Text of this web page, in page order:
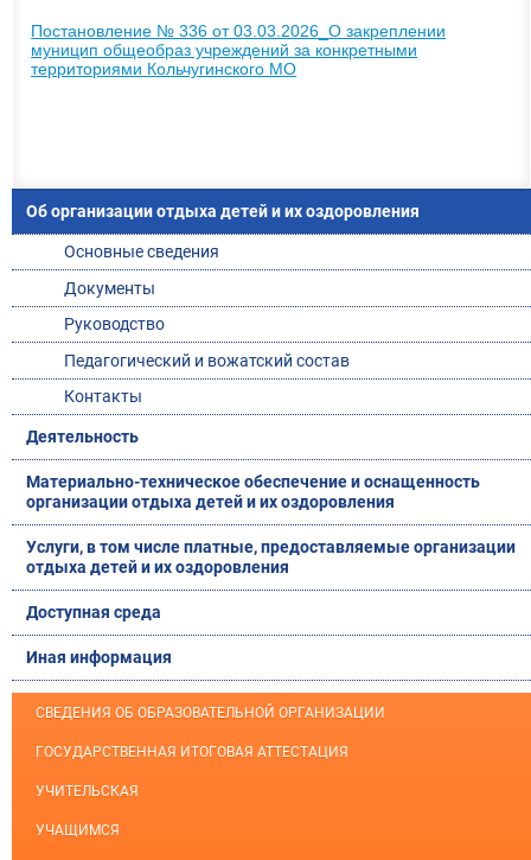
Постановление № 336 от 03.03.2026_О закреплении
муницип общеобраз учреждений за конкретными
территориями Кольчугинского МО
Об организации отдыха детей и их оздоровления
Основные сведения
Документы
Руководство
Педагогический и вожатский состав
Контакты
Деятельность
Материально-техническое обеспечение и оснащенность
организации отдыха детей и их оздоровления
Услуги, в том числе платные, предоставляемые организации
отдыха детей и их оздоровления
Доступная среда
Иная информация
СВЕДЕНИЯ ОБ ОБРАЗОВАТЕЛЬНОЙ ОРГАНИЗАЦИИ
ГОСУДАРСТВЕННАЯ ИТОГОВАЯ АТТЕСТАЦИЯ
УЧИТЕЛЬСКАЯ
УЧАЩИМСЯ